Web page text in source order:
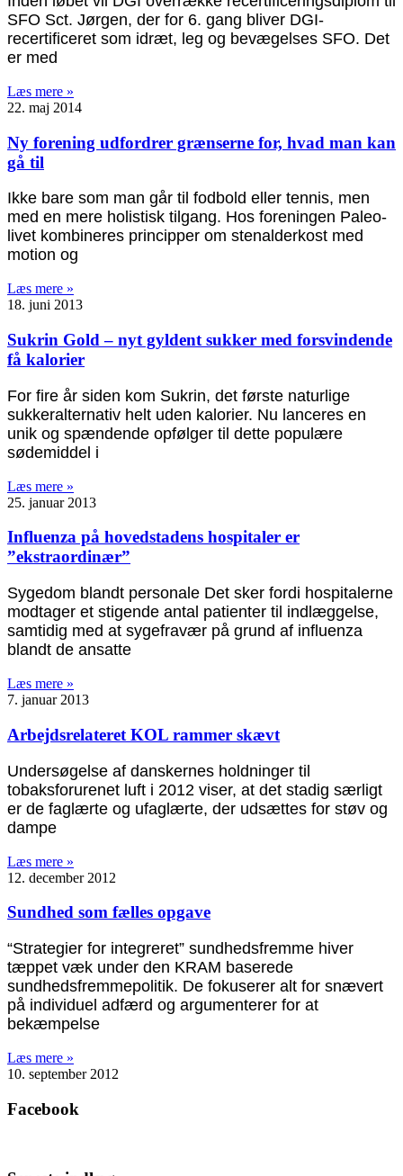
SFO Sct. Jørgen, der for 6. gang bliver DGI-
recertificeret som idræt, leg og bevægelses SFO. Det
er med
Læs mere »
22. maj 2014
Ny forening udfordrer grænserne for, hvad man kan
gå til
Ikke bare som man går til fodbold eller tennis, men
med en mere holistisk tilgang. Hos foreningen Paleo-
livet kombineres principper om stenalderkost med
motion og
Læs mere »
18. juni 2013
Sukrin Gold – nyt gyldent sukker med forsvindende
få kalorier
For fire år siden kom Sukrin, det første naturlige
sukkeralternativ helt uden kalorier. Nu lanceres en
unik og spændende opfølger til dette populære
sødemiddel i
Læs mere »
25. januar 2013
Influenza på hovedstadens hospitaler er
”ekstraordinær”
Sygedom blandt personale Det sker fordi hospitalerne
modtager et stigende antal patienter til indlæggelse,
samtidig med at sygefravær på grund af influenza
blandt de ansatte
Læs mere »
7. januar 2013
Arbejdsrelateret KOL rammer skævt
Undersøgelse af danskernes holdninger til
tobaksforurenet luft i 2012 viser, at det stadig særligt
er de faglærte og ufaglærte, der udsættes for støv og
dampe
Læs mere »
12. december 2012
Sundhed som fælles opgave
“Strategier for integreret” sundhedsfremme hiver
tæppet væk under den KRAM baserede
sundhedsfremmepolitik. De fokuserer alt for snævert
på individuel adfærd og argumenterer for at
bekæmpelse
Læs mere »
10. september 2012
Facebook